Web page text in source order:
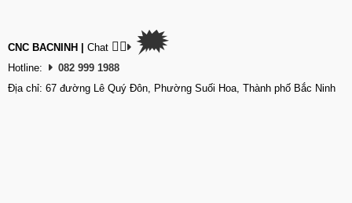
CNC BACNINH Chat 👉🏽 🗯
Hotline:
082 999 1988
Địa chỉ: 67 đường Lê Quý Đôn, Phường Suối Hoa, Thành phố Bắc Ninh